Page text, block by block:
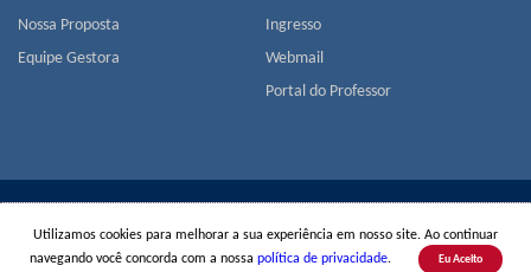
Nossa Proposta
Equipe Gestora
Ingresso
Webmail
Portal do Professor
905 - Morumbi - CEP 05618-001 - São Paulo | Tel.:+55(11)
3779-1800
Utilizamos cookies para melhorar a sua experiência em nosso site. Ao continuar
navegando você concorda com a nossa política de privacidade. Eu Aceito